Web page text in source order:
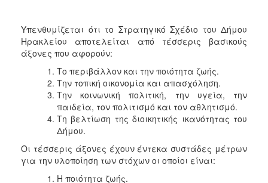
Υπενθυμίζεται ότι το Στρατηγικό Σχέδιο του Δήμου
Ηρακλείου αποτελείται από τέσσερις βασικούς
άξονες που αφορούν:
Το περιβάλλον και την ποιότητα ζωής.
Την τοπική οικονομία και απασχόληση.
Την κοινωνική πολιτική, την υγεία, την
παιδεία, τον πολιτισμό και τον αθλητισμό.
Τη βελτίωση της διοικητικής ικανότητας του
Δήμου.
Οι τέσσερις άξονες έχουν έντεκα συστάδες μέτρων
για την υλοποίηση των στόχων οι οποίοι είναι:
Η ποιότητα ζωής.